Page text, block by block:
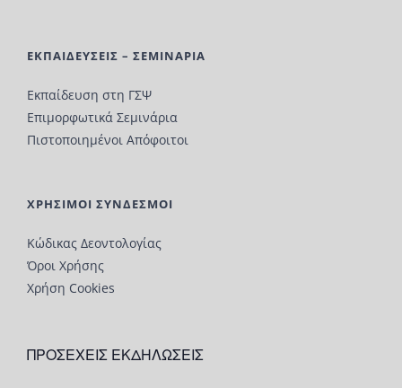
ΕΚΠΑΙΔΕΥΣΕΙΣ – ΣΕΜΙΝΑΡΙΑ
Εκπαίδευση στη ΓΣΨ
Επιμορφωτικά Σεμινάρια
Πιστοποιημένοι Απόφοιτοι
ΧΡΗΣΙΜΟΙ ΣΥΝΔΕΣΜΟΙ
Κώδικας Δεοντολογίας
Όροι Χρήσης
Χρήση Cookies
ΠΡΟΣΕΧΕΙΣ ΕΚΔΗΛΩΣΕΙΣ